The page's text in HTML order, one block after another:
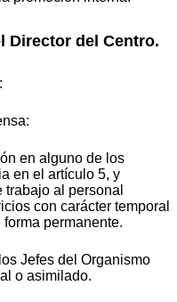
Director del Centro.
en alguno de los
en el artículo 5, y
al personal
con carácter temporal
permanente.
Jefes del Organismo
o asimilado.